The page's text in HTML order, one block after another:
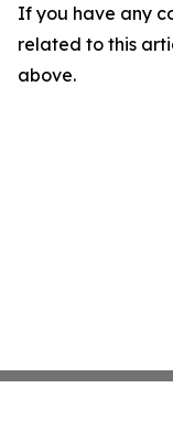
If you have any
related to this
above.